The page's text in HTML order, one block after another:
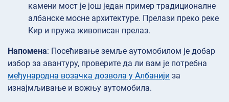
камени мост је још један пример традиционалне
албанске мосне архитектуре. Прелази преко реке
Кир и пружа живописан прелаз.
Напомена: Посећивање земље аутомобилом је добар
избор за авантуру, проверите да ли вам је потребна
међународна возачка дозвола у Албанији за
изнајмљивање и вожњу аутомобила.